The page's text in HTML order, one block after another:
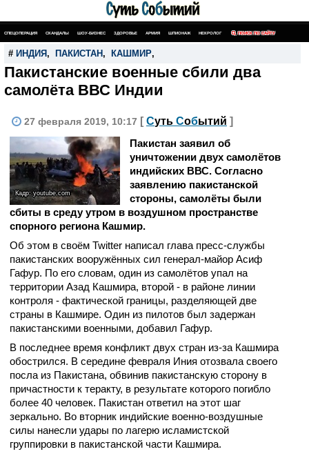
СПЕЦОПЕРАЦИЯ СКАНДАЛЫ ШОУ-БИЗНЕС ЗДОРОВЬЕ АРМИЯ ШПИОНАЖ НЕКРОЛОГ ПОИСК ПО САЙТУ
# ИНДИЯ , ПАКИСТАН , КАШМИР,
Пакистанские военные сбили два
самолёта ВВС Индии
27 февраля 2019, 10:17 [ Суть Событий ]
Кадр: youtube.com
Пакистан заявил об
уничтожении двух самолётов
индийских ВВС. Согласно
заявлению пакистанской
стороны, самолёты были
сбиты в среду утром в воздушном пространстве
спорного региона Кашмир.
Об этом в своём Twitter написал глава пресс-службы
пакистанских вооружённых сил генерал-майор Асиф
Гафур. По его словам, один из самолётов упал на
территории Азад Кашмира, второй - в районе линии
контроля - фактической границы, разделяющей две
страны в Кашмире. Один из пилотов был задержан
пакистанскими военными, добавил Гафур.
В последнее время конфликт двух стран из-за Кашмира
обострился. В середине февраля Иния отозвала своего
посла из Пакистана, обвинив пакистанскую сторону в
причастности к теракту, в результате которого погибло
более 40 человек. Пакистан ответил на этот шаг
зеркально. Во вторник индийские военно-воздушные
силы нанесли удары по лагерю исламистской
группировки в пакистанской части Кашмира.